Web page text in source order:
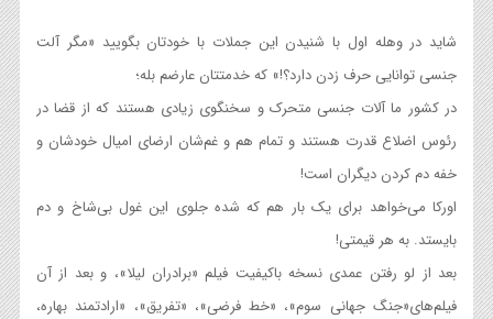
شاید در وهله اول با شنیدن این جملات با خودتان بگویید «مگر آلت
جنسی توانایی حرف زدن دارد؟!» که خدمتتان عارضم بله؛
در کشور ما آلات جنسی متحرک و سخنگوی زیادی هستند که از قضا در
رئوس اضلاع قدرت هستند و تمام هم و غم‌شان ارضای امیال خودشان و
خفه دم کردن دیگران است!
اورکا می‌خواهد برای یک بار هم که شده جلوی این غول بی‌شاخ و دم
بایستد. به هر قیمتی!
بعد از لو رفتن عمدی نسخه‌ باکیفیت فیلم «برادران لیلا»، و بعد از آن
فیلم‌های«جنگ جهانی سوم»، «خط فرضی»،‌ «تفریق»‌، «ارادتمند بهاره،